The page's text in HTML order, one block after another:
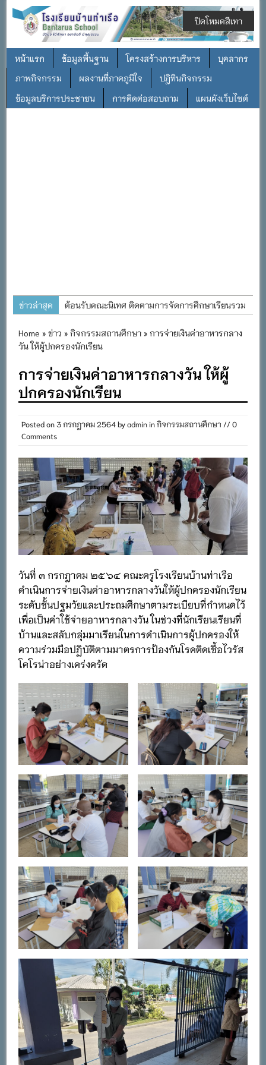
หน้าแรก ข้อมูลพื้นฐาน โครงสร้างการบริหาร
บุคลากร
ภาพกิจกรรม
ผลงานที่ภาคภูมิใจ
ปฎิทินกิจกรรม
ข้อมูลบริการประชาชน
การติดต่อสอบถาม แผนผังเว็บไซต์
ข่าวล่าสุด
ต้อนรับคณะนิเทศ ติดตามการจัดการศึกษาเรียนรวม
การอบรมการจัดทำแผนพัฒนาการจัดการศึกษาและ
สำนักงานเขตพื้นที่การศึกษาประถมศึกษาภูเก็ต
พิธีถวายเครื่องราชสักการะ วางพานพุ่ม และจุด
พระชนมพรรษา พระบาทสมเด็จพระเจ้าอยู่หัว ๒๘
กิจกรรมถวายเทียนพรรษา สืบสานพระพุทธศาสนา
เนื่องในวันอาสาฬหบูชาและวันเข้าพรรษา
กิจกรรม SAFETY FOR KIDS เสริมสร้างวินัยและ
ความปลอดภัยในการใช้รถใช้ถนน
Home »ข่าว »กิจกรรมสถานศึกษา » การจ่ายเงินค่าอาหารกลาง
วัน ให้ผู้ปกครองนักเรียน
การจ่ายเงินค่าอาหารกลางวัน ให้ผู้
ปกครองนักเรียน
Posted on3 กรกฎาคม 2564byadmininกิจกรรมสถานศึกษา // 0
Comments
วันที่ ๓ กรกฎาคม ๒๕๖๔ คณะครูโรงเรียนบ้านท่าเรือ
ดำเนินการจ่ายเงินค่าอาหารกลางวันให้ผู้ปกครองนักเรียน
ระดับชั้นปฐมวัยและประถมศึกษาตามระเบียบที่กำหนดไว้
เพื่อเป็นค่าใช้จ่ายอาหารกลางวัน ในช่วงที่นักเรียนเรียนที่
บ้านและสลับกลุ่มมาเรียนในการดำเนินการผู้ปกครองให้
ความร่วมมือปฏิบัติตามมาตรการป้องกันโรคติดเชื้อไวรัส
โคโรน่าอย่างเคร่งครัด
ปิดโหมดสีเทา